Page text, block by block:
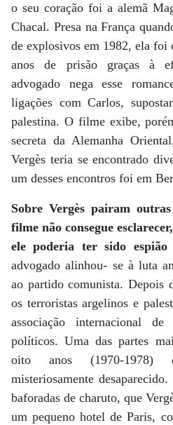
o seu coração foi a alemã
Chacal. Presa na França
de explosivos em 1982, ela foi
anos de prisão graças à
advogado nega esse
ligações com Carlos,
palestina. O filme exibe,
secreta da Alemanha
Vergès teria se encontrado
um desses encontros foi em
Sobre Vergès pairam
filme não consegue
ele poderia ter sido
advogado alinhou- se à luta
ao partido comunista. Depois
os terroristas argelinos e
associação internacional de
políticos. Uma das partes
oito anos (1970-1978)
misteriosamente
baforadas de charuto, que
um pequeno hotel de Paris,